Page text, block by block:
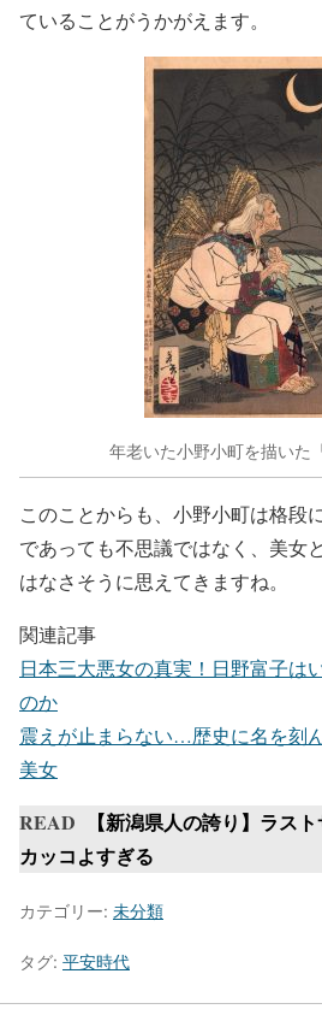
ていることがうかがえます。
年老いた小野小町を描いた
このことからも、小野小町は格段
であっても不思議ではなく、美女
はなさそうに思えてきますね。
関連記事
日本三大悪女の真実！日野富子は
のか
震えが止まらない…歴史に名を刻
美女
READ
【新潟県人の誇り】ラス
カッコよすぎる
カテゴリー: 未分類
タグ: 平安時代